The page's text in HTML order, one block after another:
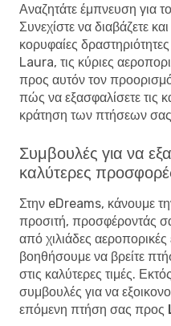
Αναζητάτε έμπνευση για
Συνεχίστε να διαβάζετε
κορυφαίες
Laura, τις κύριες
προς αυτόν τον
πώς να εξασφαλίσετε τις
κράτηση των πτήσεων
Συμβουλές για να
καλύτερες
Στην eDreams, κάνουμε
προσιτή, προσφέροντάς
από χιλιάδες αεροπορικές
βοηθήσουμε να βρείτε
στις καλύτερες τιμές.
συμβουλές για να
επόμενη πτήση σας προς